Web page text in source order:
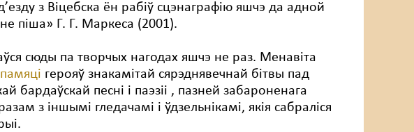
з Віцебска ён рабіў сцэнаграфію яшчэ да адной
піша» Г. Г. Маркеса (2001).
сюды па творчых нагодах яшчэ не раз. Менавіта
герояў знакамітай сярэднявечнай бітвы пад
бардаўскай песні і паэзіі , пазней забароненага
з іншымі гледачамі і ўдзельнікамі, якія сабраліся